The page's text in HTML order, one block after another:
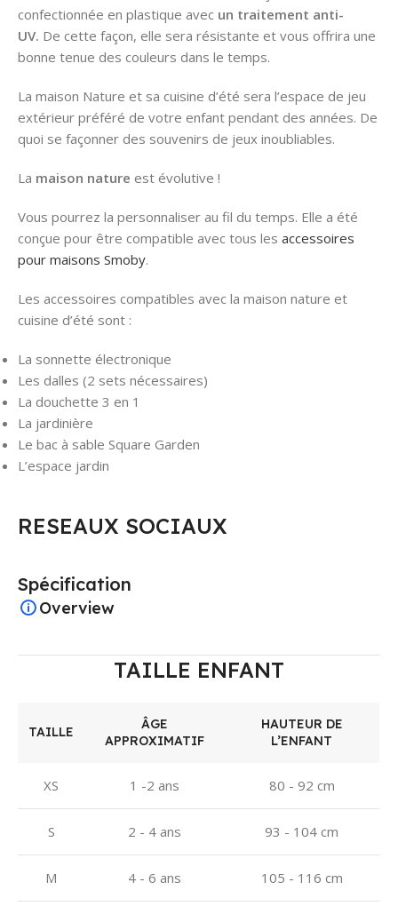
confectionnée en plastique avec un traitement anti-
UV. De cette façon, elle sera résistante et vous offrira une
bonne tenue des couleurs dans le temps.
La maison Nature et sa cuisine d’été sera l’espace de jeu
extérieur préféré de votre enfant pendant des années. De
quoi se façonner des souvenirs de jeux inoubliables.
La maison nature est évolutive !
Vous pourrez la personnaliser au fil du temps. Elle a été
conçue pour être compatible avec tous les accessoires
pour maisons Smoby.
Les accessoires compatibles avec la maison nature et
cuisine d’été sont :
La sonnette électronique
Les dalles (2 sets nécessaires)
La douchette 3 en 1
La jardinière
Le bac à sable Square Garden
L’espace jardin
RESEAUX SOCIAUX
Spécification
Overview
TAILLE ENFANT
TAILLE
ÂGE
APPROXIMATIF
HAUTEUR DE
L’ENFANT
XS 1 -2 ans 80 - 92 cm
S 2 - 4 ans 93 - 104 cm
M 4 - 6 ans 105 - 116 cm